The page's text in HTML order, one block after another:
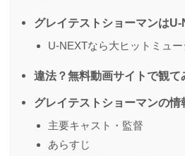
グレイテストショーマンは
U-NEXTなら大ヒットミュ
違法？無料動画サイトで観て
グレイテストショーマンの情
主要キャスト・監督
あらすじ